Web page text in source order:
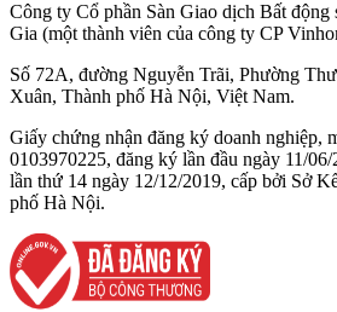
Công ty Cổ phần Sàn Giao dịch Bất động
Gia (một thành viên của công ty CP
Số 72A, đường Nguyễn Trãi, Phường
Xuân, Thành phố Hà Nội, Việt Nam.
Giấy chứng nhận đăng ký doanh nghiệp,
0103970225, đăng ký lần đầu ngày 11/
lần thứ 14 ngày 12/12/2019, cấp bởi Sở
phố Hà Nội.